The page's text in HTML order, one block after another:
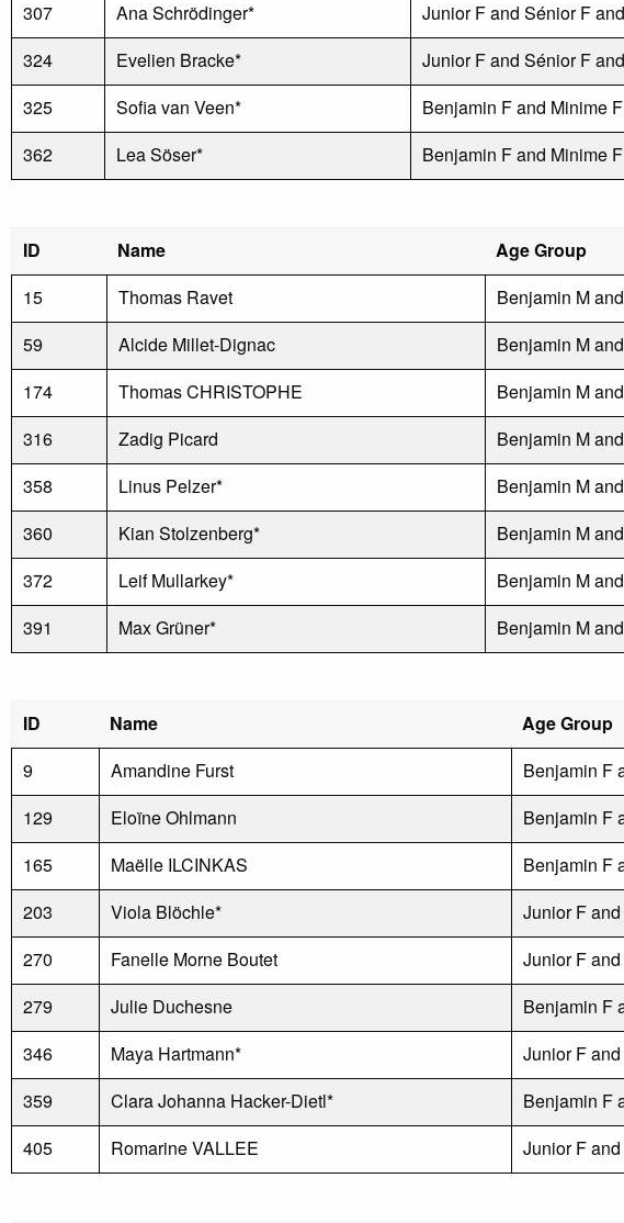
307
Ana Schrödinger* Junior F and Sénior F
324
Evelien Bracke* Junior F and Sénior F
325
Sofia van Veen* Benjamin F and Minime
362
Lea Söser* Benjamin F and Minime
ID Name Age Group
15
Thomas Ravet Benjamin M
59
Alcide Millet-Dignac Benjamin M
174
Thomas CHRISTOPHE Benjamin M
316
Zadig Picard Benjamin M
358
Linus Pelzer* Benjamin M
360
Kian Stolzenberg* Benjamin M
372
Leif Mullarkey* Benjamin M
391
Max Grüner* Benjamin M
ID Name Age Group
9
Amandine Furst Benjamin F
129
Eloïne Ohlmann Benjamin F
165
Maëlle ILCINKAS Benjamin F
203
Viola Blöchle* Junior F
270
Fanelle Morne Boutet Junior F
279
Julie Duchesne Benjamin F
346
Maya Hartmann* Junior F
359
Clara Johanna Hacker-Dietl* Benjamin F
405
Romarine VALLEE Junior F